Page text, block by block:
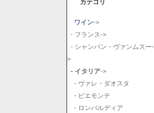
カテゴリ
ワイン->
- フランス->
- シャンパン・ヴァンムスー-
>
- イタリア->
- ヴァレ・ダオスタ
- ピエモンテ
- ロンバルディア